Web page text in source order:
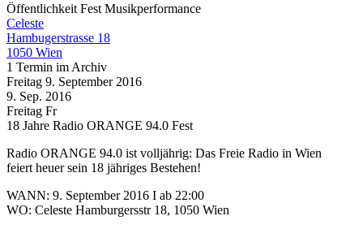
Öffentlichkeit Fest Musikperformance
Celeste
Hambugerstrasse 18
1050 Wien
1 Termin im Archiv
Freitag 9. September 2016
9. Sep. 2016
Freitag Fr
18 Jahre Radio ORANGE 94.0 Fest
Radio ORANGE 94.0 ist volljährig: Das Freie Radio in Wien
feiert heuer sein 18 jähriges Bestehen!
WANN: 9. September 2016 I ab 22:00
WO: Celeste Hamburgersstr 18, 1050 Wien